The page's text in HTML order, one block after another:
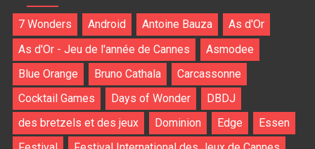
7 Wonders Android Antoine Bauza
As d'Or
As d'Or - Jeu de l'année de Cannes
Asmodee
Blue Orange
Bruno Cathala
Carcassonne
Cocktail Games
Days of Wonder
DBDJ
des bretzels et des jeux
Dominion Edge
Essen